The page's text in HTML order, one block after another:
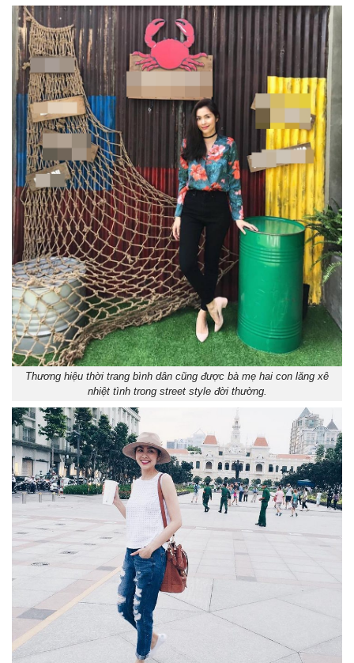
Thương hiệu thời trang bình dân cũng được bà mẹ hai con lăng xê
nhiệt tình trong street style đời thường.